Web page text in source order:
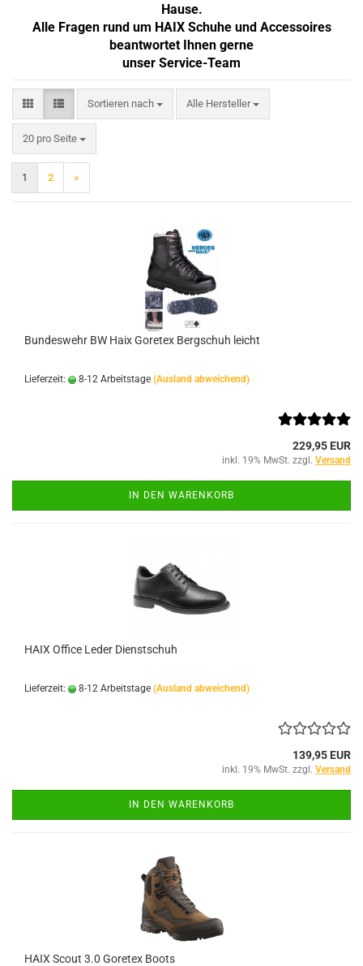
Hause.
Alle Fragen rund um HAIX Schuhe und Accessoires
beantwortet Ihnen gerne
unser Service-Team
Sortieren nach
Sortieren nach Alle Hersteller
20 pro Seite
pro Seite
1 2 »
Bundeswehr BW Haix Goretex Bergschuh leicht
Lieferzeit: 8-12 Arbeitstage (Ausland abweichend)
229,95 EUR
inkl. 19% MwSt. zzgl. Versand
IN DEN WARENKORB
HAIX Office Leder Dienstschuh
Lieferzeit: 8-12 Arbeitstage (Ausland abweichend)
139,95 EUR
inkl. 19% MwSt. zzgl. Versand
IN DEN WARENKORB
HAIX Scout 3.0 Goretex Boots